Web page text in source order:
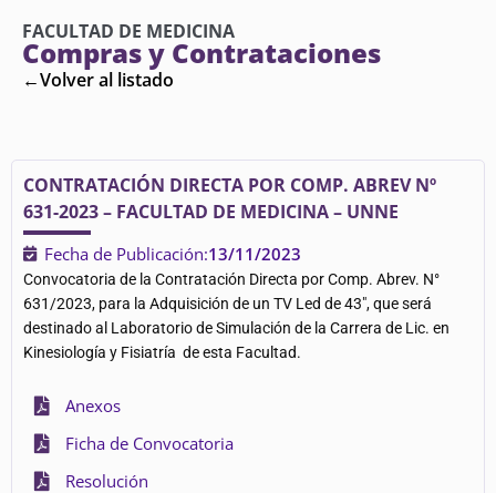
FACULTAD DE MEDICINA
Compras y Contrataciones
←Volver al listado
CONTRATACIÓN DIRECTA POR COMP. ABREV Nº
631-2023 – FACULTAD DE MEDICINA – UNNE
Fecha de Publicación:13/11/2023
Convocatoria de la Contratación Directa por Comp. Abrev. N°
631/2023, para la Adquisición de un TV Led de 43″, que será
destinado al Laboratorio de Simulación de la Carrera de Lic. en
Kinesiología y Fisiatría de esta Facultad.
Anexos
Ficha de Convocatoria
Resolución